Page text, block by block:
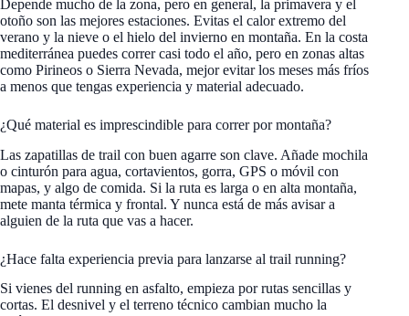
Depende mucho de la zona, pero en general, la primavera y el
otoño son las mejores estaciones. Evitas el calor extremo del
verano y la nieve o el hielo del invierno en montaña. En la costa
mediterránea puedes correr casi todo el año, pero en zonas altas
como Pirineos o Sierra Nevada, mejor evitar los meses más fríos
a menos que tengas experiencia y material adecuado.
¿Qué material es imprescindible para correr por montaña?
Las zapatillas de trail con buen agarre son clave. Añade mochila
o cinturón para agua, cortavientos, gorra, GPS o móvil con
mapas, y algo de comida. Si la ruta es larga o en alta montaña,
mete manta térmica y frontal. Y nunca está de más avisar a
alguien de la ruta que vas a hacer.
¿Hace falta experiencia previa para lanzarse al trail running?
Si vienes del running en asfalto, empieza por rutas sencillas y
cortas. El desnivel y el terreno técnico cambian mucho la